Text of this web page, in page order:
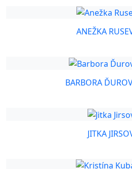
ANEŽKA
BARBORA
JITKA